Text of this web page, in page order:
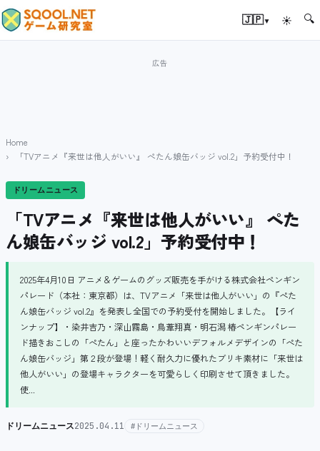
🇯🇵▾ ☀ 🔍
Home
「TVアニメ『来世は他人がいい』 ぺたん娘缶バッジ vol.2」予約受付中！
ドリームニュース
「TVアニメ『来世は他人がいい』 ぺた
ん娘缶バッジ vol.2」予約受付中！
2025年4月10日 アニメ＆ゲームのグッズ販売を手がける株式会社ペンギン
パレード（本社：東京都）は、TVアニメ「来世は他人がいい」の『ぺた
ん娘缶バッジ vol.2』を発表し全国での予約受付を開始しました。【ライ
ンナップ】・染井吉乃・深山霧島・鳥葦翔真・明石潟 椿ペンギンパレー
ド描きおこしの「ぺたん」と座ったかわいいデフォルメデザインの「ぺた
ん娘缶バッジ」第２段が登場！軽く耐久力に優れたブリキ素材に「来世は
他人がいい」の登場キャラクターを可愛らしく印刷させて頂きました。
使...
ドリームニュース2025.04.11 #ドリームニュース